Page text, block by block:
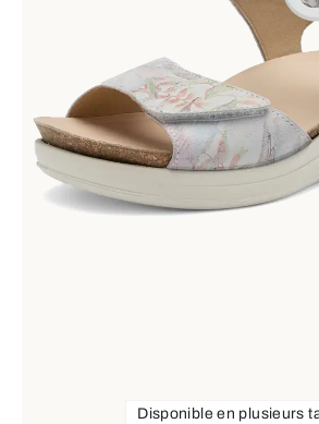
Disponible en plusieurs